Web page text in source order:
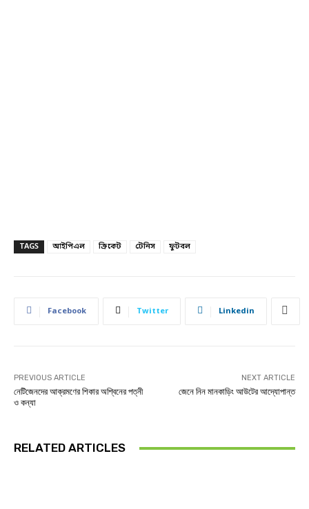
TAGS আইপিএল ক্রিকেট টেনিস ফুটবল
Facebook Twitter Linkedin
PREVIOUS ARTICLE
নেটিজেনদের আক্রমণের শিকার অশ্বিনের পত্নী
ও কন্যা
NEXT ARTICLE
জেনে নিন মানকাড়িং আউটের আদ্যোপান্ত
RELATED ARTICLES